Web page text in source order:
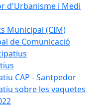
d'Urbanisme i Medi
Municipal (CIM)
de Comunicació
CAP - Santpedor
sobre les vaquetes